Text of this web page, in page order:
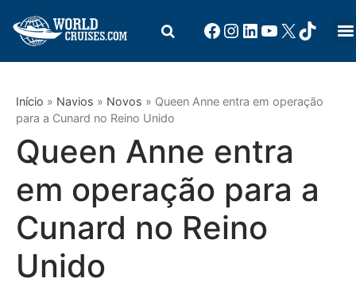
Início » Navios » Novos » Queen Anne entra em operação
para a Cunard no Reino Unido
Queen Anne entra
em operação para a
Cunard no Reino
Unido